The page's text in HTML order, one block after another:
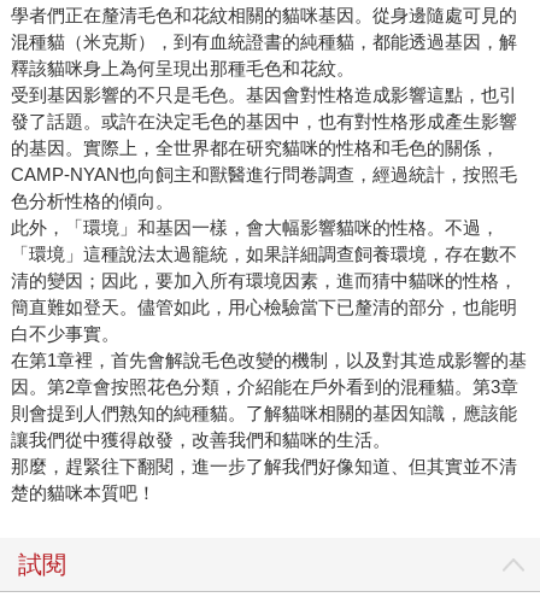
學者們正在釐清毛色和花紋相關的貓咪基因。從身邊隨處可見的
混種貓（米克斯），到有血統證書的純種貓，都能透過基因，解
釋該貓咪身上為何呈現出那種毛色和花紋。
受到基因影響的不只是毛色。基因會對性格造成影響這點，也引
發了話題。或許在決定毛色的基因中，也有對性格形成產生影響
的基因。實際上，全世界都在研究貓咪的性格和毛色的關係，
CAMP-NYAN也向飼主和獸醫進行問卷調查，經過統計，按照毛
色分析性格的傾向。
此外，「環境」和基因一樣，會大幅影響貓咪的性格。不過，
「環境」這種說法太過籠統，如果詳細調查飼養環境，存在數不
清的變因；因此，要加入所有環境因素，進而猜中貓咪的性格，
簡直難如登天。儘管如此，用心檢驗當下已釐清的部分，也能明
白不少事實。
在第1章裡，首先會解說毛色改變的機制，以及對其造成影響的基
因。第2章會按照花色分類，介紹能在戶外看到的混種貓。第3章
則會提到人們熟知的純種貓。了解貓咪相關的基因知識，應該能
讓我們從中獲得啟發，改善我們和貓咪的生活。
那麼，趕緊往下翻閱，進一步了解我們好像知道、但其實並不清
楚的貓咪本質吧！
試閱